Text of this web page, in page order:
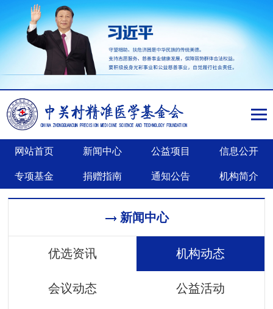
网站首页 新闻中心 公益项目 信息公开
专项基金 捐赠指南 通知公告 机构简介
新闻中心
优选资讯 机构动态
会议动态 公益活动